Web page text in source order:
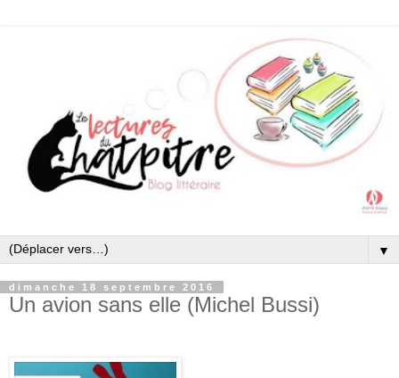
▼
dimanche 18 septembre 2016
Un avion sans elle (Michel Bussi)